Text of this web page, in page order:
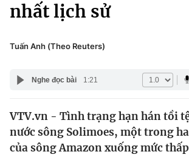
Xã hội
Pháp luật
Y tế
Thế giới
Tin tức
Kinh tế
Văn hóa - Giải trí
Công nghệ
nhất lịch sử
Tuấn Anh (Theo Reuters)
Nghe đọc bài 1:21
VTV.vn - Tình trạng hạn hán tồi
nước sông Solimoes, một trong
của sông Amazon xuống mức